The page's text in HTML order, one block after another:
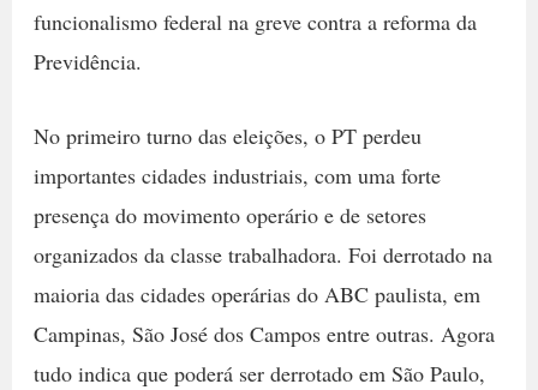
funcionalismo federal na greve contra a reforma da
Previdência.
No primeiro turno das eleições, o PT perdeu
importantes cidades industriais, com uma forte
presença do movimento operário e de setores
organizados da classe trabalhadora. Foi derrotado na
maioria das cidades operárias do ABC paulista, em
Campinas, São José dos Campos entre outras. Agora
tudo indica que poderá ser derrotado em São Paulo,